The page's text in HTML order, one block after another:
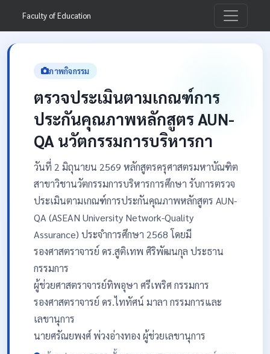
Faculty of Education
ภาพกิจกรรม
ตรวจประเมินตามเกณฑ์การ
ประกันคุณภาพหลักสูตร AUN-
QA นวัตกรรมการบริหารกา
วันที่ 2 มิถุนายน 2569 หลักสูตรครุศาสตรมหาบัณฑิต
สาขาวิชานวัตกรรมการบริหารการศึกษา รับการตรวจ
ประเมินตามเกณฑ์การประกันคุณภาพหลักสูตร AUN-
QA (ASEAN University Network-Quality
Assurance) ประจำการศึกษา 2568 โดยมี
รองศาสตราจารย์ ดร.สูติเทพ ศิริพัฒนกุล ประธาน
กรรมการ
ผู้ช่วยศาสตราจารย์ทิพอุษา ศรีเพริศ กรรมการ
รองศาสตราจารย์ ดร.ไททัศน์ มาลา กรรมการและ
เลขานุการ
นายศรัณยพงศ์ พ่วงอ่างทอง ผู้ช่วยเลขานุการ